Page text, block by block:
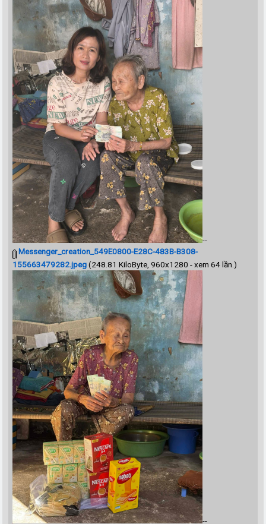
--
Messenger_creation_549E0800-E28C-483B-B308-
155663479282.jpeg(248.81 KiloByte, 960x1280 - xem 64 lần.)
--